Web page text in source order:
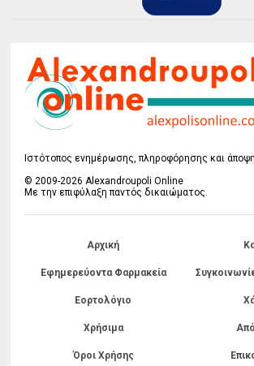
Ιστότοπος ενημέρωσης, πληροφόρησης και
© 2009-2026 Alexandroupoli Online
Με την επιφύλαξη παντός δικαιώματος.
Αρχική
Εφημερεύοντα Φαρμακεία
Εορτολόγιο
Χρήσιμα
Όροι Χρήσης